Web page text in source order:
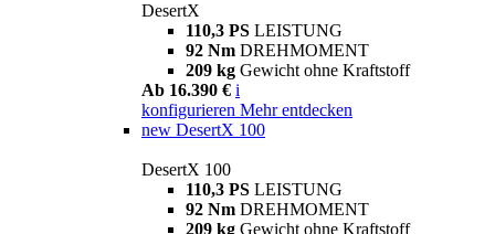
DesertX
110,3 PS LEISTUNG
92 Nm DREHMOMENT
209 kg Gewicht ohne Kraftstoff
Ab 16.390 € i
konfigurieren Mehr entdecken
new DesertX 100
DesertX 100
110,3 PS LEISTUNG
92 Nm DREHMOMENT
209 kg Gewicht ohne Kraftstoff